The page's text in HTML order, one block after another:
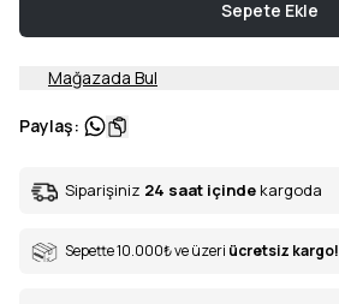
Sepete Ekle
Mağazada Bul
Paylaş:
Siparişiniz 24 saat içinde kargoda
Sepette 10.000₺ve üzeri ücretsiz kargo!